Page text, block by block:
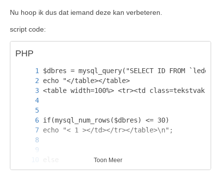
Nu hoop ik dus dat iemand deze kan verbeteren.
script code:
PHP
Toon Meer